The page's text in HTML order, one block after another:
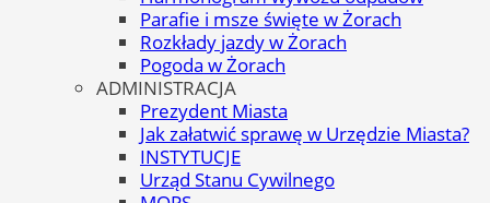
Parafie i msze święte w Żorach
Rozkłady jazdy w Żorach
Pogoda w Żorach
ADMINISTRACJA
Prezydent Miasta
Jak załatwić sprawę w Urzędzie Miasta?
INSTYTUCJE
Urząd Stanu Cywilnego